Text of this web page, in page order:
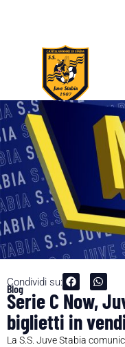
Condividi su:
Blog
Serie C Now,
biglietti in
La S.S. Juve Stabia